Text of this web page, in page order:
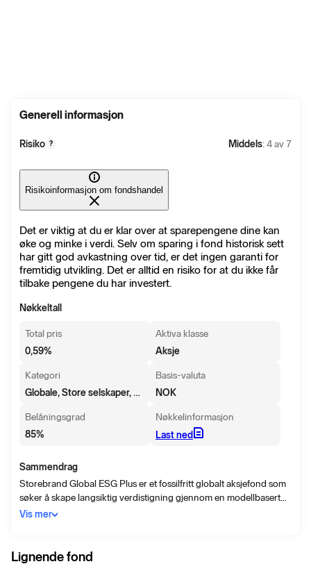
Generell informasjon
Risiko ? Middels: 4 av 7
Risikoinformasjon om fondshandel
Det er viktig at du er klar over at sparepengene dine kan
øke og minke i verdi. Selv om sparing i fond historisk sett
har gitt god avkastning over tid, er det ingen garanti for
fremtidig utvikling. Det er alltid en risiko for at du ikke får
tilbake pengene du har investert.
Nøkkeltall
Total pris
0,59%
Aktiva klasse
Aksje
Kategori
Globale, Store selskaper, Blanding
Basis-valuta
NOK
Belåningsgrad
85%
Nøkkelinformasjon
Last ned
Sammendrag
Storebrand Global ESG Plus er et fossilfritt globalt aksjefond som
søker å skape langsiktig verdistigning gjennom en modellbasert
portefølje av aksjer fra utviklede markeder. Fondet forvaltes
brensel ekskluderes og et sterkt bærekraftsfokus anvendes. Et
sterkt bærekraftsfokus oppnås ved å investere i selskaper med
Vis mer
Lignende fond